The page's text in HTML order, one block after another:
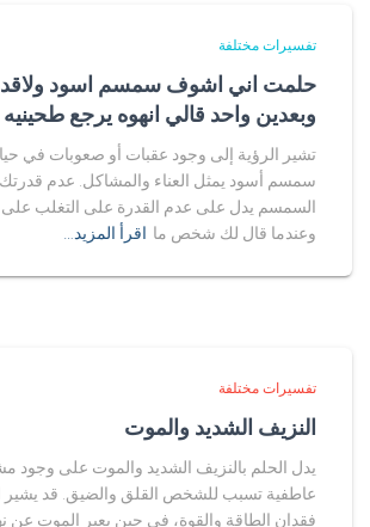
تفسيرات مختلفة
حلمت اني اشوف سمسم اسود
وبعدين واحد قالي انهوه يرجع طحينيه
تشير الرؤية إلى وجود عقبات أو صعوبات في
سمسم أسود يمثل العناء والمشاكل. عدم
السمسم يدل على عدم القدرة على التغلب على
وعندما قال لك شخص ما اقرأ المزيد…
تفسيرات مختلفة
النزيف الشديد والموت
يدل الحلم بالنزيف الشديد والموت على وجود
عاطفية تسبب للشخص القلق والضيق. قد يشير
فقدان الطاقة والقوة، في حين يعبر الموت عن